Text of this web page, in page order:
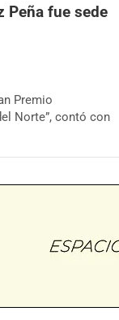
Peña fue sede
Premio
Norte”, contó con